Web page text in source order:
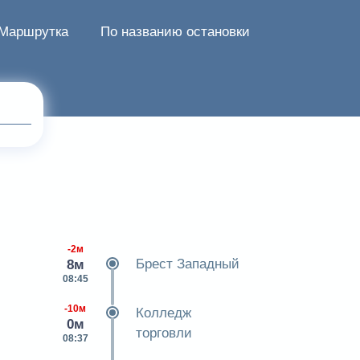
По названию остановки
-2м
8м
08:45
Брест Западный
-10м
0м
08:37
Колледж
торговли